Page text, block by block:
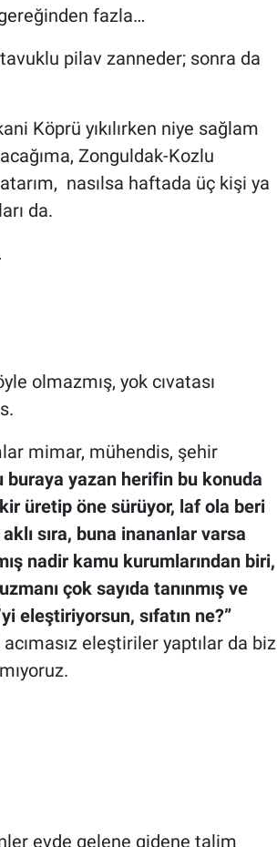
gereğinden fazla…
pilav zanneder; sonra da
Köprü yıkılırken niye sağlam
Zonguldak-Kozlu
nasılsa haftada üç kişi ya
da.
olmazmış, yok cıvatası
mimar, mühendis, şehir
buraya yazan herifin bu konuda
üretip öne sürüyor, laf ola beri
sıra, buna inananlar varsa
nadir kamu kurumlarından biri,
çok sayıda tanınmış ve
eleştiriyorsun, sıfatın ne?”
eleştiriler yaptılar da biz
evde gelene gidene talim